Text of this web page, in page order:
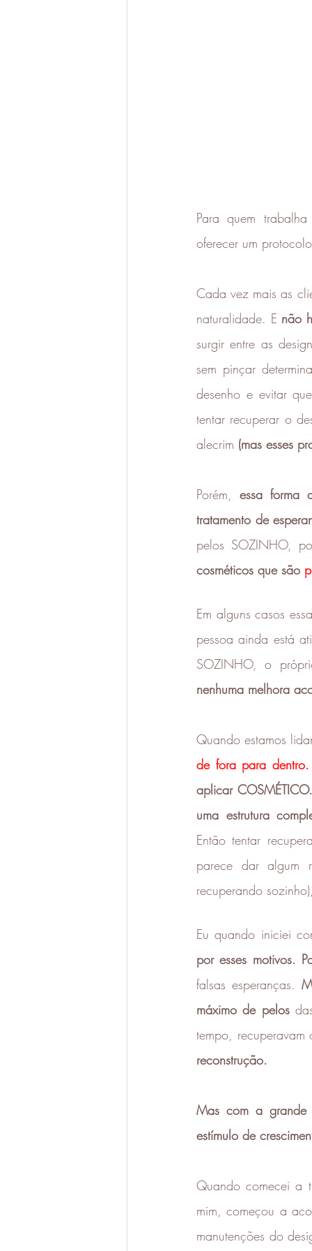
Para quem
oferecer um
Cada vez mais as
naturalidade. E não
surgir entre as
sem pinçar
desenho e evitar
tentar recuperar o
alecrim (mas esses
Porém, essa forma
tratamento de
pelos SOZINHO,
cosméticos que são
Em alguns casos
pessoa ainda está
SOZINHO, o
nenhuma melhora
Quando estamos
de fora para dentro.
aplicar
uma estrutura
Então tentar
parece dar algum
recuperando
Eu quando iniciei
por esses motivos.
falsas esperanças.
máximo de pelos
tempo,
reconstrução.
Mas com a grande
estímulo de
Quando comecei a
mim, começou a
manutenções do